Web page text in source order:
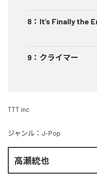
8 ： It’s Finally the
9 ： クライマー
TTT inc
ジャンル： J-Pop
高瀬統也